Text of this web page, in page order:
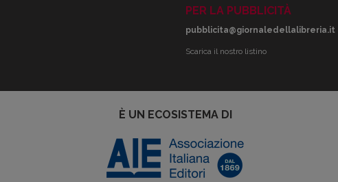
PER LA PUBBLICITÀ
pubblicita@giornaledellalibreria.it
Scarica il nostro listino
È UN ECOSISTEMA DI